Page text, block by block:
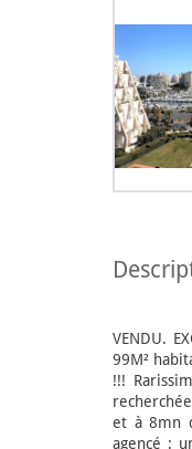
VENDU.
99M²
!!!
et à 8mn
agencé :